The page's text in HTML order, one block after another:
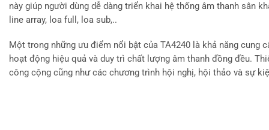
này giúp người dùng dễ dàng triển khai hệ thống âm thanh sân
line array, loa full, loa sub,..
Một trong những ưu điểm nổi bật của TA4240 là khả năng cung
hoạt động hiệu quả và duy trì chất lượng âm thanh đồng đều.
công cộng cũng như các chương trình hội nghị, hội thảo và sự